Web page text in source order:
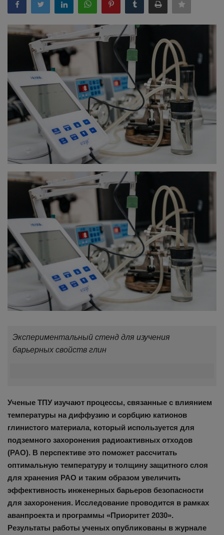
Наука и открытия
Экспериментальный стенд для изучения
барьерных свойств глин
Ученые ТПУ изучают процессы, связанные с влиянием
температуры на диффузию и сорбцию катионов
глинистого материала, который используется для
подземного захоронения радиоактивных отходов
(РАО). В перспективе это поможет рассчитать
оптимальную температуру и толщину защитного слоя
для хранения РАО и таким образом увеличить
эффективность инженерных барьеров безопасности
для захоронения. Исследование проводится в рамках
аванпроекта и программы «Приоритет 2030».
Результаты работы ученых опубликованы в журнале